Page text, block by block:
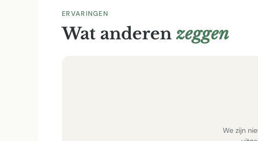
ERVARINGEN
Wat anderenzeggen
We zijn